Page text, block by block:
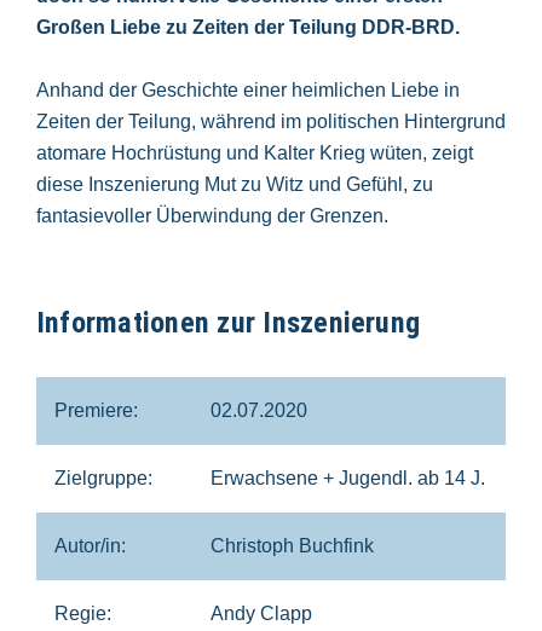
Großen Liebe zu Zeiten der Teilung DDR-BRD.
Anhand der Geschichte einer heimlichen Liebe in
Zeiten der Teilung, während im politischen Hintergrund
atomare Hochrüstung und Kalter Krieg wüten, zeigt
diese Inszenierung Mut zu Witz und Gefühl, zu
fantasievoller Überwindung der Grenzen.
Informationen zur Inszenierung
Premiere: 02.07.2020
Zielgruppe: Erwachsene + Jugendl. ab 14 J.
Autor/in: Christoph Buchfink
Regie: Andy Clapp